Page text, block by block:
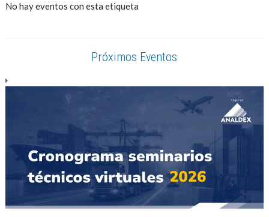
No hay eventos con esta etiqueta
Próximos Eventos